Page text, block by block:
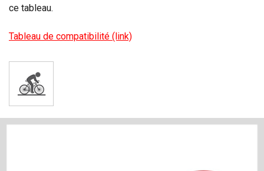
ce tableau.
Tableau de compatibilité (link)